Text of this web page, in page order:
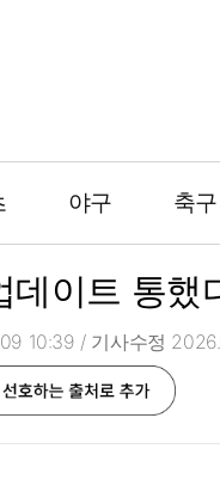
야구 축구
데이트 통했
10:39 / 기사수정